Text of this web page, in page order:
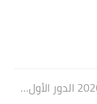
نتائج السادس الإعدادي 2026 الدور الأول PDF كربلاء المقدسة| موقع...